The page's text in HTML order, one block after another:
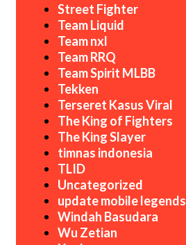
Street Fighter
Team Liquid
Team nxl
Team RRQ
Team Spirit MLBB
Tekken
Terseret Kasus Viral
The King of Fighters
The King Slayer
timnas indonesia
TLID
Uncategorized
update mobile legends
Windah Basudara
Wu Zetian